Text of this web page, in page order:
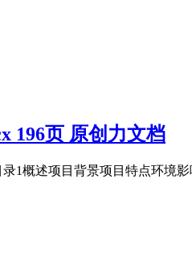
196页 原创力文档
1概述项目背景项目特点环